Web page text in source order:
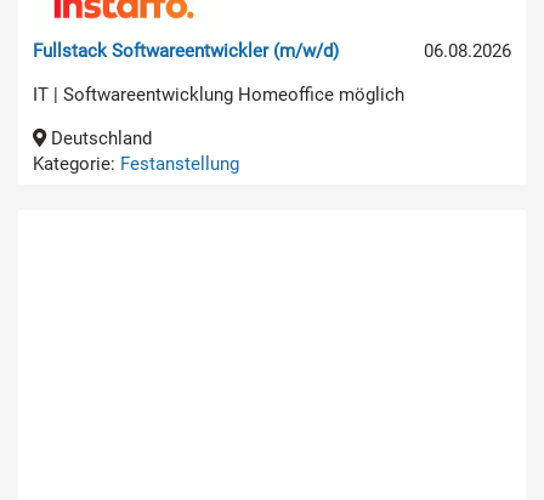
06.08.2026
Fullstack Softwareentwickler (m/w/d)
IT | Softwareentwicklung Homeoffice möglich
Deutschland
Kategorie: Festanstellung